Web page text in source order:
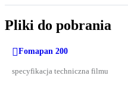
Pliki do pobrania
Fomapan 200
specyfikacja techniczna filmu